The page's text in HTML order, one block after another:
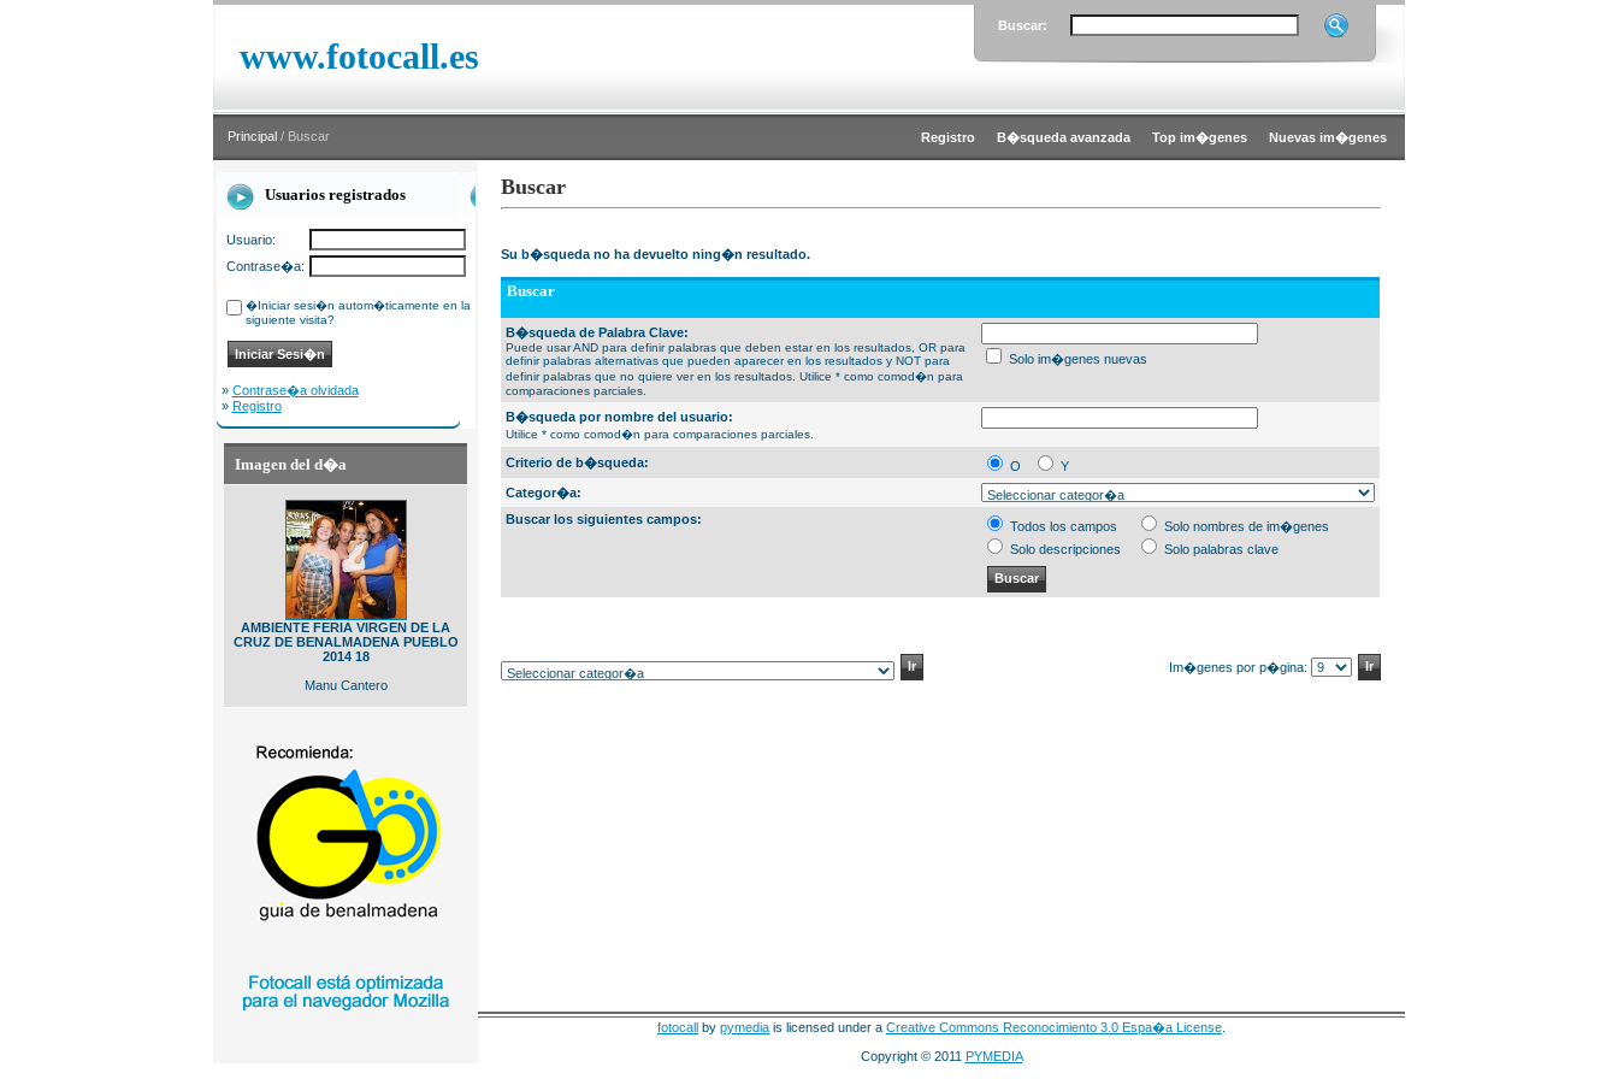
www.fotocall.es
Buscar:
Principal / Buscar Registro B�squeda avanzada Top im�genes Nuevas im�genes
Usuarios registrados
Usuario:
Contrase�a:
�Iniciar sesi�n autom�ticamente en la
siguiente visita?
» Contrase�a olvidada
» Registro
Imagen del d�a
AMBIENTE FERIA VIRGEN DE LA
CRUZ DE BENALMADENA PUEBLO
2014 18
Manu Cantero
Buscar
Su b�squeda no ha devuelto ning�n resultado.
Buscar
B�squeda de Palabra Clave:
Puede usar AND para definir palabras que deben estar en los resultados, OR para
definir palabras alternativas que pueden aparecer en los resultados y NOT para
definir palabras que no quiere ver en los resultados. Utilice * como comod�n para
comparaciones parciales.
Solo im�genes nuevas
B�squeda por nombre del usuario:
Utilice * como comod�n para comparaciones parciales.
Criterio de b�squeda: O
Y
Categor�a:
Buscar los siguientes campos:
Todos los campos
Solo nombres de im�genes
Solo descripciones
Solo palabras clave
Im�genes por p�gina:
fotocall by pymedia is licensed under a Creative Commons Reconocimiento 3.0 Espa�a License
Copyright © 2011 PYMEDIA